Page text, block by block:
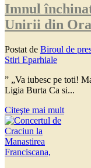
Imnul
Unirii din
Postat de Biroul de
Stiri Eparhiale
” „Va iubesc pe toti!
Ligia Burta Ca si...
Citeşte mai mult